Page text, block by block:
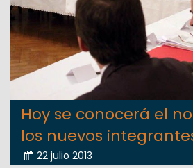
Hoy se conocerá el
los nuevos
22 julio 2013